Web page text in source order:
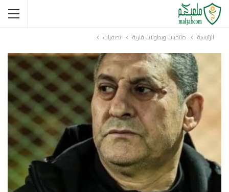
الرئيسية منتخبات وبطولات قارية تصفيات